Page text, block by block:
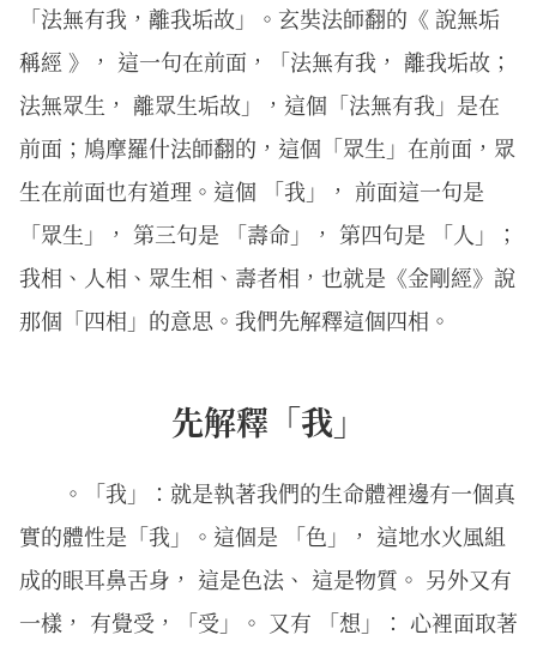
「法無有我，離我垢故」。玄奘法師翻的《 說無垢
稱經 》， 這一句在前面，「法無有我， 離我垢故；
法無眾生， 離眾生垢故」，這個「法無有我」是在
前面；鳩摩羅什法師翻的，這個「眾生」在前面，眾
生在前面也有道理。這個 「我」， 前面這一句是
「眾生」， 第三句是 「壽命」， 第四句是 「人」；
我相、人相、眾生相、壽者相，也就是《金剛經》說
那個「四相」的意思。我們先解釋這個四相。
先解釋「我」
。「我」：就是執著我們的生命體裡邊有一個真
實的體性是「我」。這個是 「色」， 這地水火風組
成的眼耳鼻舌身， 這是色法、 這是物質。 另外又有
一樣， 有覺受，「受」。 又有 「想」： 心裡面取著